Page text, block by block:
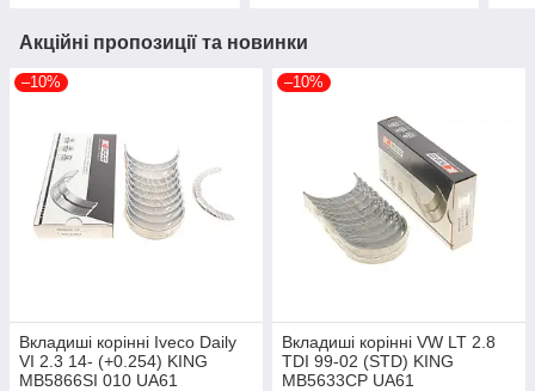
Акційні пропозиції та новинки
–10%
Вкладиші корінні Iveco Daily
VI 2.3 14- (+0.254) KING
MB5866SI 010 UA61
–10%
Вкладиші корінні VW LT 2.8
TDI 99-02 (STD) KING
MB5633CP UA61